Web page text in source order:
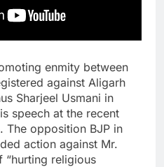
enmity between
against Aligarh
Sharjeel Usmani in
speech at the recent
The opposition BJP in
action against Mr.
“hurting religious